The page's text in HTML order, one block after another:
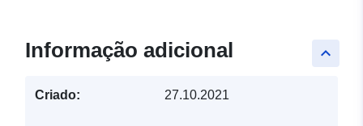
keyboard_arrow_up
Informação adicional
Criado: 27.10.2021